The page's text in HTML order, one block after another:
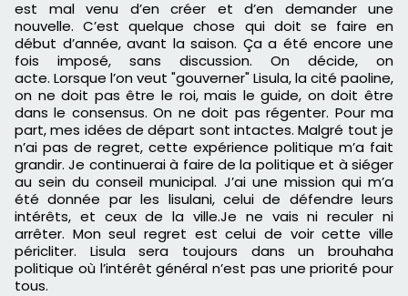
est mal venu d’en créer et d’en demander une
nouvelle. C’est quelque chose qui doit se faire en
début d’année, avant la saison. Ça a été encore une
fois imposé, sans discussion.
On décide, on
acte. Lorsque l’on veut "gouverner" Lisula, la cité paoline,
on ne doit pas être le roi,mais le guide, on doit être
dans le consensus. On ne doit pas régenter. Pour ma
part, mes idées de départ sont intactes. Malgré toutje
n’ai pas de regret, cette expérience politique m’a fait
grandir. Je continuerai à faire de la politique et à siéger
au sein du conseil municipal. J’ai une mission qui m’a
été donnée par les lisulani, celui de défendre leurs
intérêts, et ceux de la ville.Je ne vais nireculer ni
arrêter. Mon seul regret est celui de voir cette ville
péricliter.
Lisula sera toujours dans un brouhaha
politique où l’intérêt général n’est pas une priorité pour
tous.